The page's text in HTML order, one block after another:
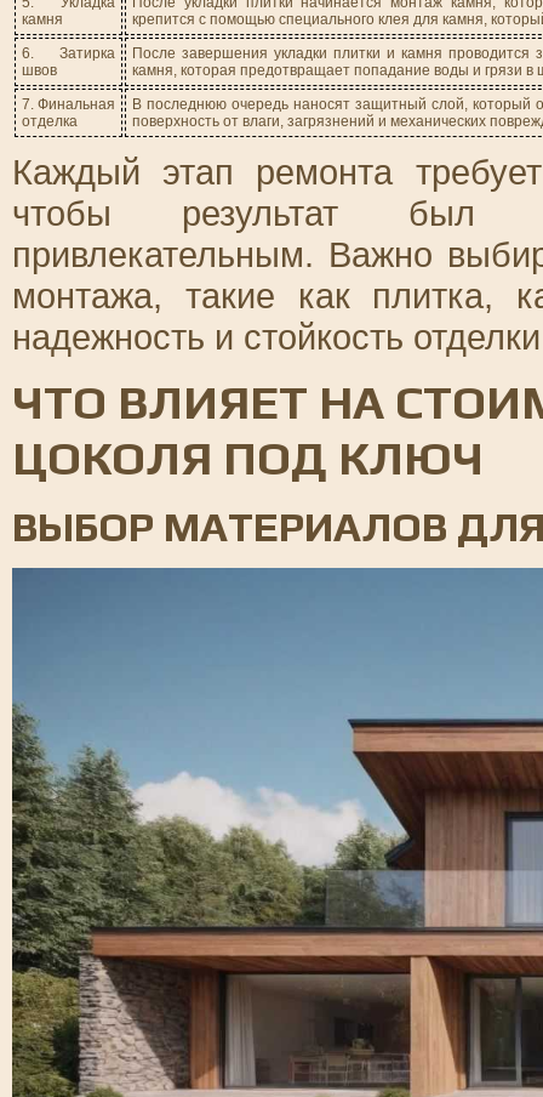
камня
крепится с помощью специального клея для камня,
6. Затирка
швов
После завершения укладки плитки и камня проводится
камня, которая предотвращает попадание воды и грязи в
7. Финальная
отделка
В последнюю очередь наносят защитный слой, который
поверхность от влаги, загрязнений и механических
Каждый этап ремонта
чтобы результат был
привлекательным. Важно
монтажа, такие как плитка,
надежность и стойкость
ЧТО ВЛИЯЕТ НА
ЦОКОЛЯ ПОД КЛЮЧ
ВЫБОР МАТЕРИАЛОВ